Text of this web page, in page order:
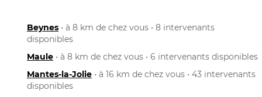
Beynes • à 8 km de chez vous • 8 intervenants
disponibles
Maule • à 8 km de chez vous • 6 intervenants disponibles
Mantes-la-Jolie • à 16 km de chez vous • 43 intervenants
disponibles